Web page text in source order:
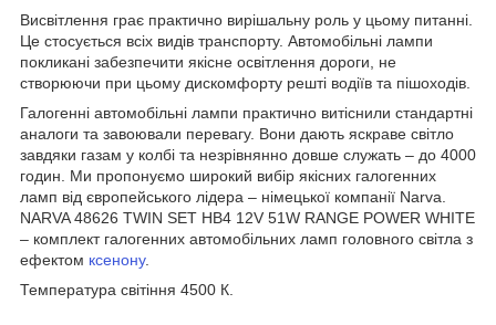
Висвітлення грає практично вирішальну роль у цьому питанні.
Це стосується всіх видів транспорту. Автомобільні лампи
покликані забезпечити якісне освітлення дороги, не
створюючи при цьому дискомфорту решті водіїв та пішоходів.
Галогенні автомобільні лампи практично витіснили стандартні
аналоги та завоювали перевагу. Вони дають яскраве світло
завдяки газам у колбі та незрівнянно довше служать – до 4000
годин. Ми пропонуємо широкий вибір якісних галогенних
ламп від європейського лідера – німецької компанії Narva.
NARVA 48626 TWIN SET HB4 12V 51W RANGE POWER WHITE
– комплект галогенних автомобільних ламп головного світла з
ефектом ксенону.
Температура світіння 4500 К.